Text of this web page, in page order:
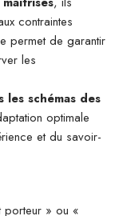
contraintes
permet de garantir
les
les schémas des
optimale
et du savoir-
porteur » ou «